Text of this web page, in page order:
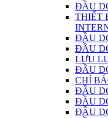
ĐẦU
THIẾT
ĐẦU
ĐẦU
LƯU
ĐẦU
CHỈ
ĐẦU
ĐẦU
ĐẦU